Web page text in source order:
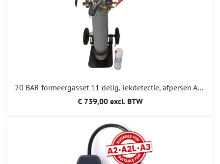
20 BAR formeergasset 11 delig, lekdetectie, afpersen Automotive compleet 739,00
€ 739,00 excl. BTW